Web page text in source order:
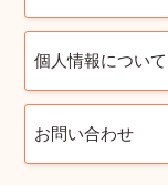
個人情報について
お問い合わせ